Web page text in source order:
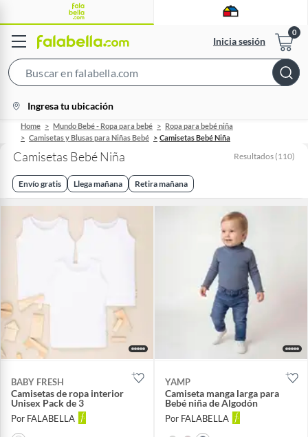
Inicia sesión
Bar
location-
icon
Ingresa tu ubicación
Home Mundo Bebé - Ropa para bebé
Ropa para bebé niña
Camisetas y Blusas para Niñas Bebé
Camisetas Bebé Niña
Camisetas Bebé Niña Resultados (110)
Envío gratis Llega mañana Retira mañana
BABY FRESH
Camisetas de ropa interior
Unisex Pack de 3
Por FALABELLA
YAMP
Camiseta manga larga para
Bebé niña de Algodón
Por FALABELLA